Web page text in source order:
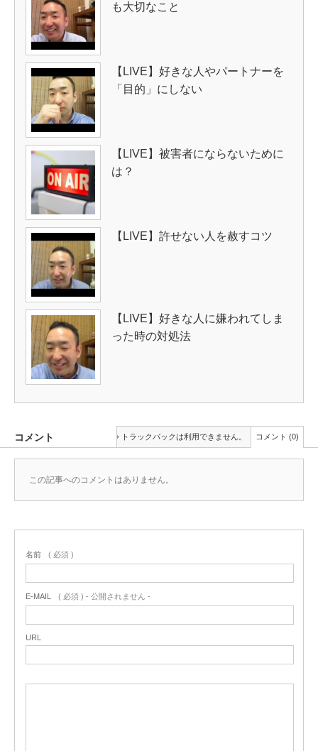
も大切なこと
【LIVE】好きな人やパートナーを
「目的」にしない
【LIVE】被害者にならないために
は？
【LIVE】許せない人を赦すコツ
【LIVE】好きな人に嫌われてしま
った時の対処法
コメント トラックバックは利用できません。 コメント (0)
この記事へのコメントはありません。
名前 ( 必須 )
E-MAIL ( 必須 ) - 公開されません -
URL